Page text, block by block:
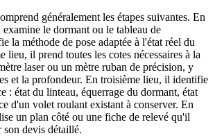
généralement les étapes suivantes. En
le dormant ou le tableau de
la méthode de pose adaptée à l'état réel du
lieu, il prend toutes les cotes nécessaires à la
laser ou un mètre ruban de précision, y
et la profondeur. En troisième lieu, il identifie
: état du linteau, équerrage du dormant, état
d'un volet roulant existant à conserver. En
un plan côté ou une fiche de relevé qu'il
son devis détaillé.